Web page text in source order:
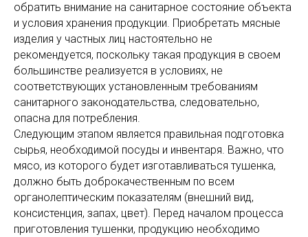
обратить внимание на санитарное состояние объекта
и условия хранения продукции. Приобретать мясные
изделия у частных лиц настоятельно не
рекомендуется, поскольку такая продукция в своем
большинстве реализуется в условиях, не
соответствующих установленным требованиям
санитарного законодательства, следовательно,
опасна для потребления.
Следующим этапом является правильная подготовка
сырья, необходимой посуды и инвентаря. Важно, что
мясо, из которого будет изготавливаться тушенка,
должно быть доброкачественным по всем
органолептическим показателям (внешний вид,
консистенция, запах, цвет). Перед началом процесса
приготовления тушенки, продукцию необходимо